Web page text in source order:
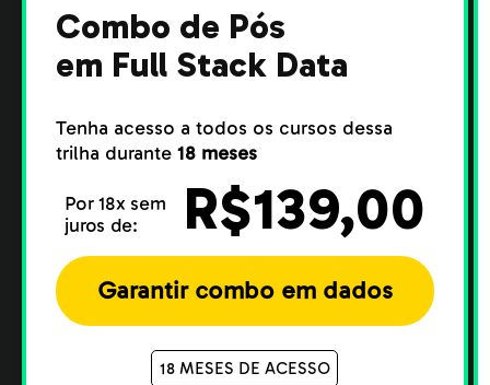
Combo de Pós
em Full Stack Data
Tenha acesso a todos os cursos dessa
trilha durante 18 meses
Por 18x sem
juros de:
R$139,00
Garantir combo em dados
18 MESES DE ACESSO